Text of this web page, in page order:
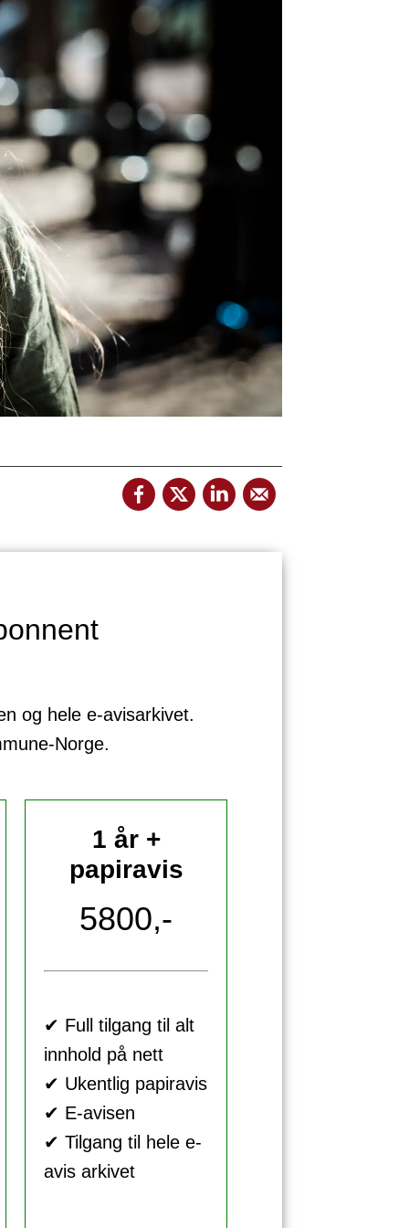
og hele e-avisarkivet.
Norge.
1 år +
papiravis
5800,-
✔ Full tilgang til alt
innhold på nett
✔ Ukentlig papiravis
✔ E-avisen
✔ Tilgang til hele e-
avis arkivet